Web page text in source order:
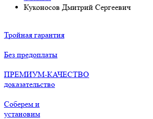
Куконосов Дмитрий Сергеевич
Тройная гарантия
Без предоплаты
ПРЕМИУМ-КАЧЕСТВО
доказательство
Соберем и
установим